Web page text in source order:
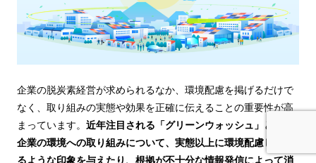
企業の脱炭素経営が求められるなか、環境配慮を掲げるだけで
なく、取り組みの実態や効果を正確に伝えることの重要性が高
まっています。 近年注目される「グリーンウォッシュ」とは、
企業の環境への取り組みについて、実態以上に環境配慮してい
るような印象を与えたり、根拠が不十分な情報発信によって消